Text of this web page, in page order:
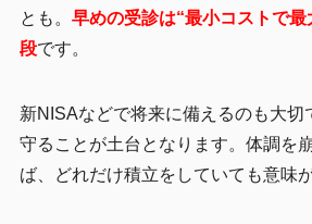
とも。 早めの受診は“最小コストで
段です。
新NISAなどで将来に備えるのも大切
守ることが土台となります。体調を
ば、どれだけ積立をしていても意味